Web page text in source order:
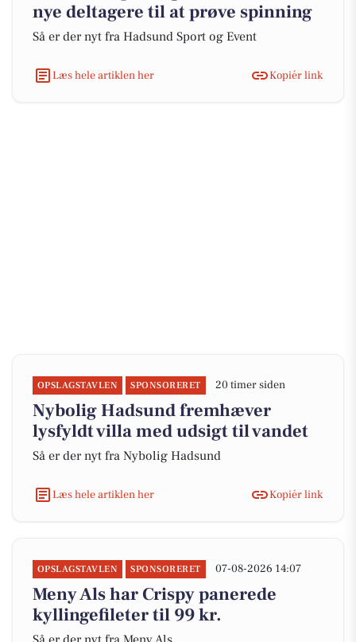
nye deltagere til at prøve spinning
Så er der nyt fra Hadsund Sport og Event
Læs hele artiklen her Kopiér link
OPSLAGSTAVLEN SPONSORERET 20 timer siden
Nybolig Hadsund fremhæver
lysfyldt villa med udsigt til vandet
Så er der nyt fra Nybolig Hadsund
Læs hele artiklen her Kopiér link
OPSLAGSTAVLEN SPONSORERET 07-08-2026 14:07
Meny Als har Crispy panerede
kyllingefileter til 99 kr.